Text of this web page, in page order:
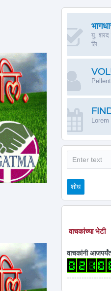
यु. शरद
लि.
शोध
शोध
वाचकांच्या भेटी
वाचकांनी